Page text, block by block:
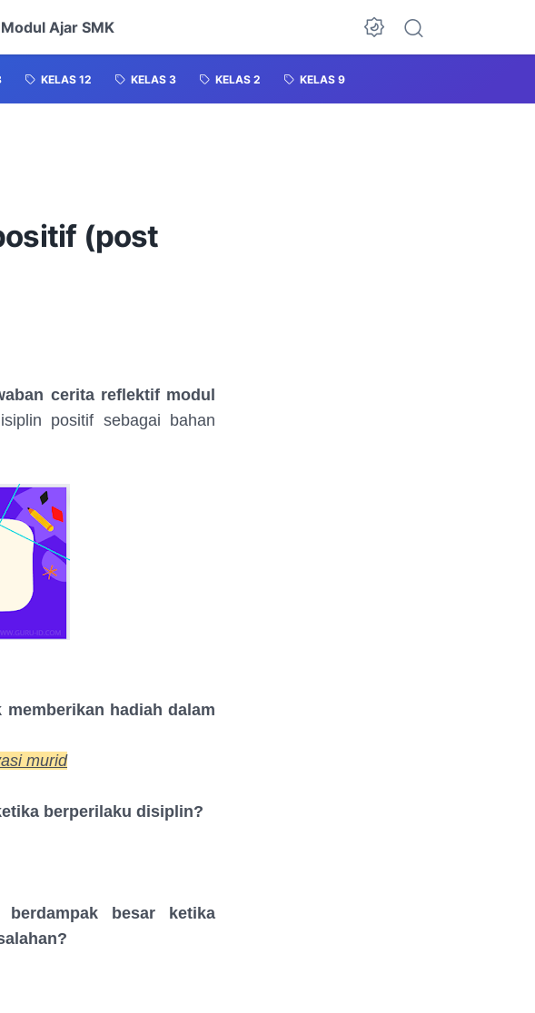
Modul Ajar SMK
KELAS 12 KELAS 3 KELAS 2 KELAS 9
(post
cerita reflektif modul
positif sebagai bahan
hadiah dalam
murid
berperilaku disiplin?
besar ketika